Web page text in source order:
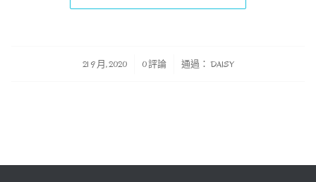
21 9 月, 2020
/ 0 評論 通過： DAISY